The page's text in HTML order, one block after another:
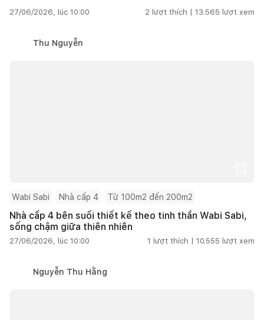
27/06/2026, lúc 10:00 2 lượt thích | 13.565 lượt xem
Thu Nguyễn
Wabi Sabi Nhà cấp 4 Từ 100m2 đến 200m2
Nhà cấp 4 bên suối thiết kế theo tinh thần Wabi Sabi,
sống chậm giữa thiên nhiên
27/06/2026, lúc 10:00 1 lượt thích | 10.555 lượt xem
Nguyễn Thu Hằng